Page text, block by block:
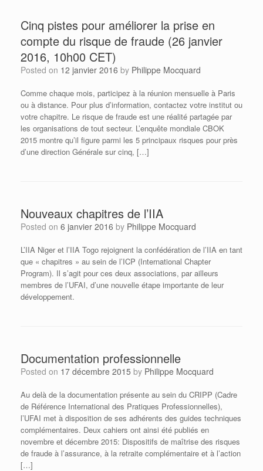
Cinq pistes pour améliorer la prise en
compte du risque de fraude (26 janvier
2016, 10h00 CET)
Posted on 12 janvier 2016 by Philippe Mocquard
Comme chaque mois, participez à la réunion mensuelle à Paris
ou à distance. Pour plus d’information, contactez votre institut ou
votre chapitre. Le risque de fraude est une réalité partagée par
les organisations de tout secteur. L’enquête mondiale CBOK
2015 montre qu’il figure parmi les 5 principaux risques pour près
d’une direction Générale sur cinq, […]
Nouveaux chapitres de l’IIA
Posted on 6 janvier 2016 by Philippe Mocquard
L’IIA Niger et l’IIA Togo rejoignent la confédération de l’IIA en tant
que « chapitres » au sein de l’ICP (International Chapter
Program). Il s’agit pour ces deux associations, par ailleurs
membres de l’UFAI, d’une nouvelle étape importante de leur
développement.
Documentation professionnelle
Posted on 17 décembre 2015 by Philippe Mocquard
Au delà de la documentation présente au sein du CRIPP (Cadre
de Référence International des Pratiques Professionnelles),
l’UFAI met à disposition de ses adhérents des guides techniques
complémentaires. Deux cahiers ont ainsi été publiés en
novembre et décembre 2015: Dispositifs de maîtrise des risques
de fraude à l’assurance, à la retraite complémentaire et à l’action
[…]